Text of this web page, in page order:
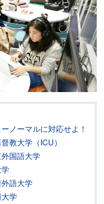
ノーマルに対応せよ！
教大学（ICU）
国語大学
語大学
学